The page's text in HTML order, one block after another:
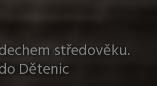
středověku.
Dětenic